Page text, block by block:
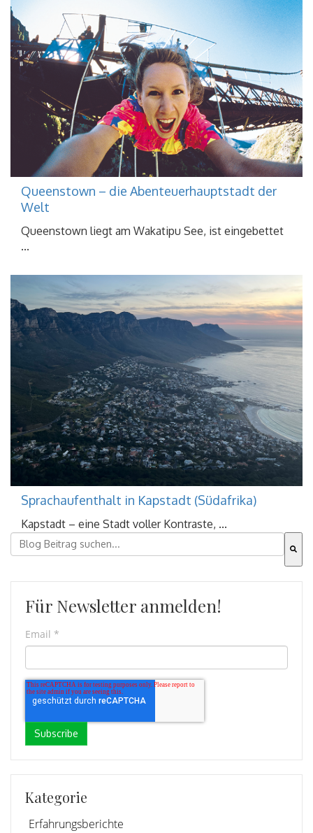
Queenstown – die Abenteuerhauptstadt der
Welt
Queenstown liegt am Wakatipu See, ist eingebettet
...
Sprachaufenthalt in Kapstadt (Südafrika)
Kapstadt – eine Stadt voller Kontraste, ...
Dies ist ein Suchfeld mit einer automatischen
Für Newsletter anmelden!
Email *
Kategorie
Erfahrungsberichte